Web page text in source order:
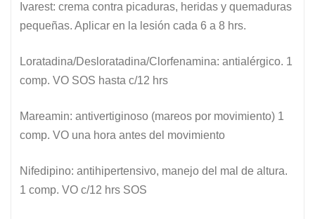
Ivarest: crema contra picaduras, heridas y quemaduras
pequeñas. Aplicar en la lesión cada 6 a 8 hrs.
Loratadina/Desloratadina/Clorfenamina: antialérgico. 1
comp. VO SOS hasta c/12 hrs
Mareamin: antivertiginoso (mareos por movimiento) 1
comp. VO una hora antes del movimiento
Nifedipino: antihipertensivo, manejo del mal de altura.
1 comp. VO c/12 hrs SOS